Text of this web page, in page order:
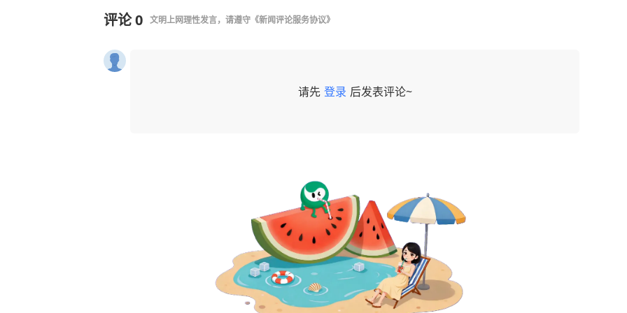
评论0 文明上网理性发言，请遵守 《新闻评论服务协议》
请先 登录 后发表评论~